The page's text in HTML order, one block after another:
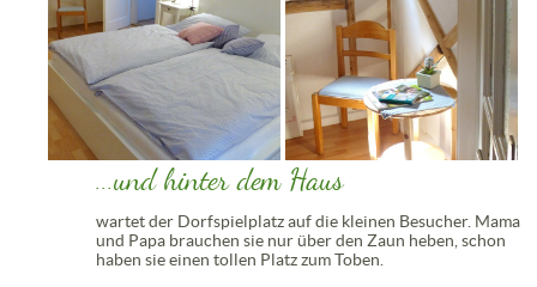
...und hinter dem Haus
wartet der Dorfspielplatz auf die kleinen Besucher. Mama
und Papa brauchen sie nur über den Zaun heben, schon
haben sie einen tollen Platz zum Toben.